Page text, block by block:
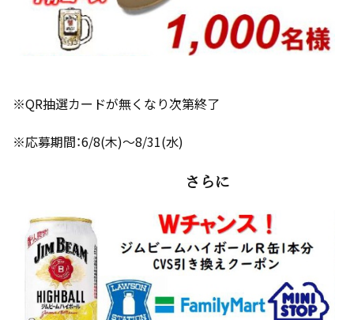
※QR抽選カードが無くなり次第終了
※応募期間：6/8(木)～8/31(水)
さらに